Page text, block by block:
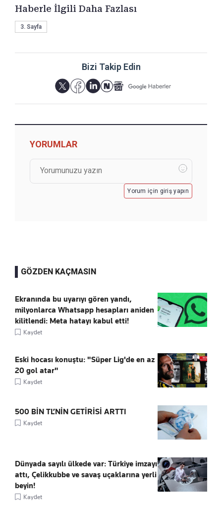
Haberle İlgili Daha Fazlası
3. Sayfa
Bizi Takip Edin
YORUMLAR
Yorum için giriş yapın
GÖZDEN KAÇMASIN
Ekranında bu uyarıyı gören yandı,
milyonlarca Whatsapp hesapları aniden
kilitlendi: Meta hatayı kabul etti!
Kaydet
Eski hocası konuştu: "Süper Lig'de en az
20 gol atar"
Kaydet
500 BİN TL’NİN GETİRİSİ ARTTI
Kaydet
Dünyada sayılı ülkede var: Türkiye imzayı
attı, Çelikkubbe ve savaş uçaklarına yerli
beyin!
Kaydet